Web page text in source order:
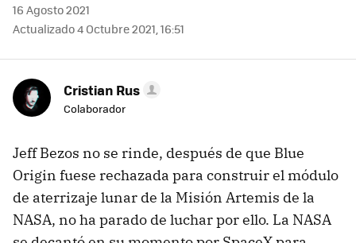
16 Agosto 2021
Actualizado 4 Octubre 2021, 16:51
Cristian Rus
Colaborador
Jeff Bezos no se rinde, después de que Blue
Origin fuese rechazada para construir el módulo
de aterrizaje lunar de la Misión Artemis de la
NASA, no ha parado de luchar por ello. La NASA